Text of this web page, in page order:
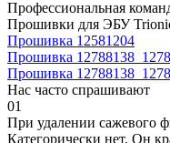
Профессиональная
Прошивки для ЭБУ
Прошивка 12581204
Прошивка
Прошивка
Нас часто спрашивают
01
При удалении сажевого
Категорически нет. Он